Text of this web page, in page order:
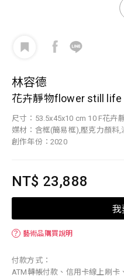
林容德
花卉靜物flower still life
尺寸：53.5x45x10 cm 10 F花卉
媒材：含框(簡易框),壓克力顏料,
創作年份：2020
NT$ 23,888
？ 藝術品購買說明
付款方式：
ATM轉帳付款、信用卡線上刷卡